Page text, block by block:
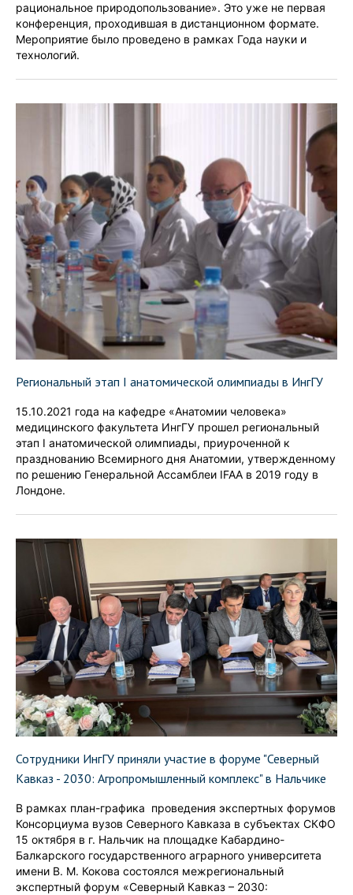
рациональное природопользование». Это уже не первая
конференция, проходившая в дистанционном формате.
Мероприятие было проведено в рамках Года науки и
технологий.
Региональный этап I анатомической олимпиады в ИнгГУ
15.10.2021 года на кафедре «Анатомии человека»
медицинского факультета ИнгГУ прошел региональный
этап I анатомической олимпиады, приуроченной к
празднованию Всемирного дня Анатомии, утвержденному
по решению Генеральной Ассамблеи IFAA в 2019 году в
Лондоне.
Сотрудники ИнгГУ приняли участие в форуме "Северный
Кавказ - 2030: Агропромышленный комплекс" в Нальчике
В рамках план-графика проведения экспертных форумов
Консорциума вузов Северного Кавказа в субъектах СКФО
15 октября в г. Нальчик на площадке Кабардино-
Балкарского государственного аграрного университета
имени В. М. Кокова состоялся межрегиональный
экспертный форум «Северный Кавказ – 2030: